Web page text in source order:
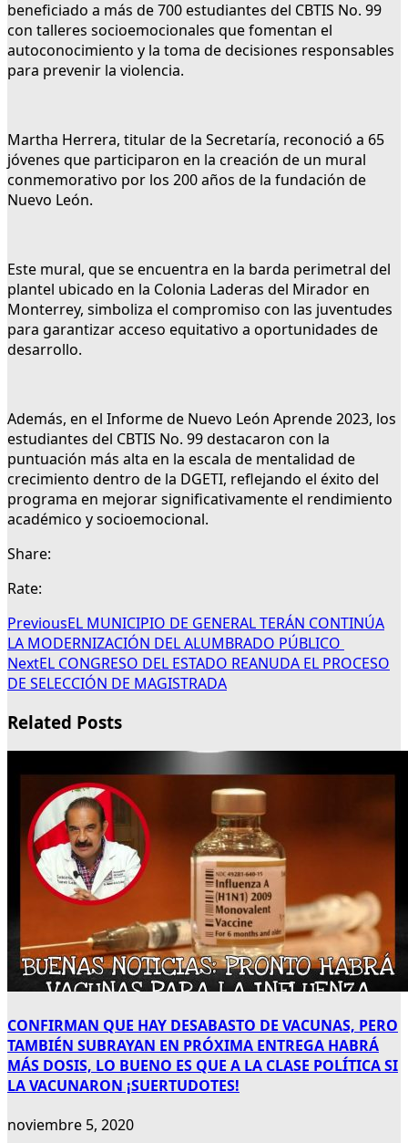
beneficiado a más de 700 estudiantes del CBTIS No. 99
con talleres socioemocionales que fomentan el
autoconocimiento y la toma de decisiones responsables
para prevenir la violencia.
Martha Herrera, titular de la Secretaría, reconoció a 65
jóvenes que participaron en la creación de un mural
conmemorativo por los 200 años de la fundación de
Nuevo León.
Este mural, que se encuentra en la barda perimetral del
plantel ubicado en la Colonia Laderas del Mirador en
Monterrey, simboliza el compromiso con las juventudes
para garantizar acceso equitativo a oportunidades de
desarrollo.
Además, en el Informe de Nuevo León Aprende 2023, los
estudiantes del CBTIS No. 99 destacaron con la
puntuación más alta en la escala de mentalidad de
crecimiento dentro de la DGETI, reflejando el éxito del
programa en mejorar significativamente el rendimiento
académico y socioemocional.
Share:
Rate:
PreviousEL MUNICIPIO DE GENERAL TERÁN CONTINÚA
LA MODERNIZACIÓN DEL ALUMBRADO PÚBLICO
NextEL CONGRESO DEL ESTADO REANUDA EL PROCESO
DE SELECCIÓN DE MAGISTRADA
Related Posts
CONFIRMAN QUE HAY DESABASTO DE VACUNAS, PERO
TAMBIÉN SUBRAYAN EN PRÓXIMA ENTREGA HABRÁ
MÁS DOSIS, LO BUENO ES QUE A LA CLASE POLÍTICA SI
LA VACUNARON ¡SUERTUDOTES!
noviembre 5, 2020